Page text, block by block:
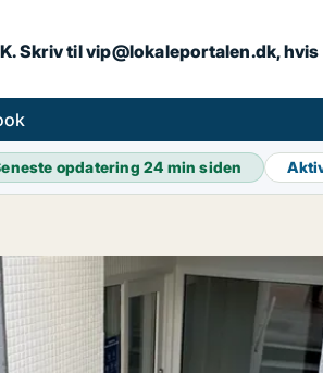
Skriv til vip@lokaleportalen.dk,
opdatering24 min siden